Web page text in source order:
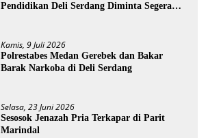
Pendidikan Deli Serdang Diminta Segera
Kamis, 9 Juli 2026
Polrestabes Medan Gerebek dan Bakar
Barak Narkoba di Deli Serdang
Selasa, 23 Juni 2026
Sesosok Jenazah Pria Terkapar di Parit
Marindal